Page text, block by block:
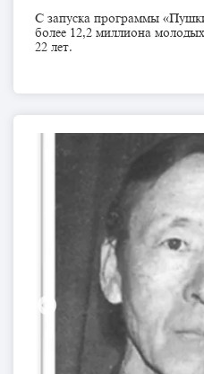
С запуска программы
более 12,2 миллиона
22 лет.